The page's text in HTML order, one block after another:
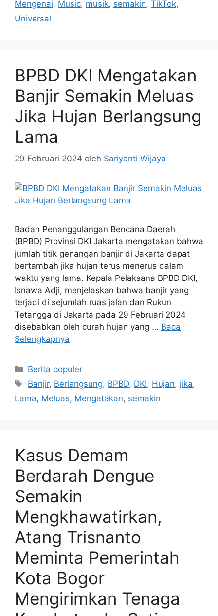
Mengenai, Music, musik, semakin, TikTok,
Universal
BPBD DKI Mengatakan
Banjir Semakin Meluas
Jika Hujan Berlangsung
Lama
29 Februari 2024 oleh Sariyanti Wijaya
Badan Penanggulangan Bencana Daerah
(BPBD) Provinsi DKI Jakarta mengatakan bahwa
jumlah titik genangan banjir di Jakarta dapat
bertambah jika hujan terus menerus dalam
waktu yang lama. Kepala Pelaksana BPBD DKI,
Isnawa Adji, menjelaskan bahwa banjir yang
terjadi di sejumlah ruas jalan dan Rukun
Tetangga di Jakarta pada 29 Februari 2024
disebabkan oleh curah hujan yang … Baca
Selengkapnya
Kategori
Berita populer
Tag
Banjir, Berlangsung, BPBD, DKI, Hujan, jika,
Lama, Meluas, Mengatakan, semakin
Kasus Demam
Berdarah Dengue
Semakin
Mengkhawatirkan,
Atang Trisnanto
Meminta Pemerintah
Kota Bogor
Mengirimkan Tenaga